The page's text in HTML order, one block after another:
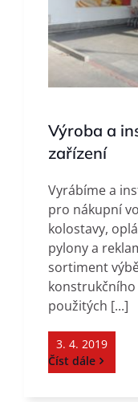
Výroba a
zařízení
Vyrábíme a
pro nákupní
kolostavy,
pylony a
sortiment
použitých [...]
3. 4. 2019
Číst dále